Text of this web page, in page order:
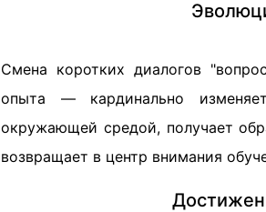
Смена коротких диалогов
опыта — кардинально
окружающей средой, получает
возвращает в центр внимания